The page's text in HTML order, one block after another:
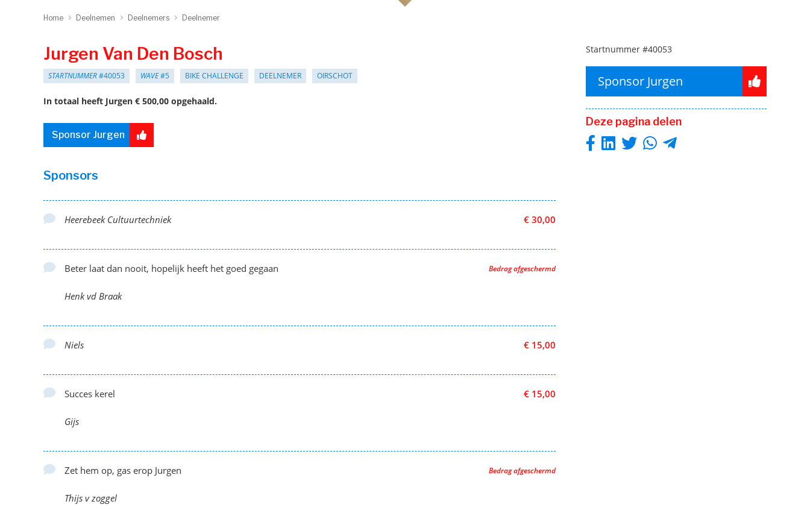
Home Deelnemen Deelnemers Deelnemer
Jurgen Van Den Bosch
STARTNUMMER#40053 WAVE#5 BIKE CHALLENGE DEELNEMER OIRSCHOT
In totaal heeft Jurgen € 500,00 opgehaald.
Sponsor Jurgen
Startnummer #40053
Sponsor Jurgen
Deze pagina delen
Sponsors
€ 30,00
Heerebeek Cultuurtechniek
Bedrag afgeschermd
Beter laat dan nooit, hopelijk heeft het goed gegaan
Henk vd Braak
€ 15,00
Niels
€ 15,00
Succes kerel
Gijs
Bedrag afgeschermd
Zet hem op, gas erop Jurgen
Thijs v zoggel